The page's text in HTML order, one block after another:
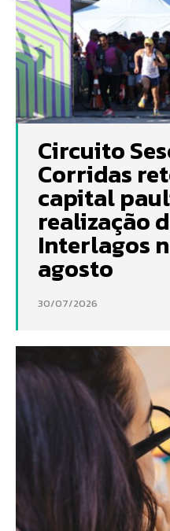
Circuito
Corridas
capital
realização
Interlagos
agosto
30/07/2026